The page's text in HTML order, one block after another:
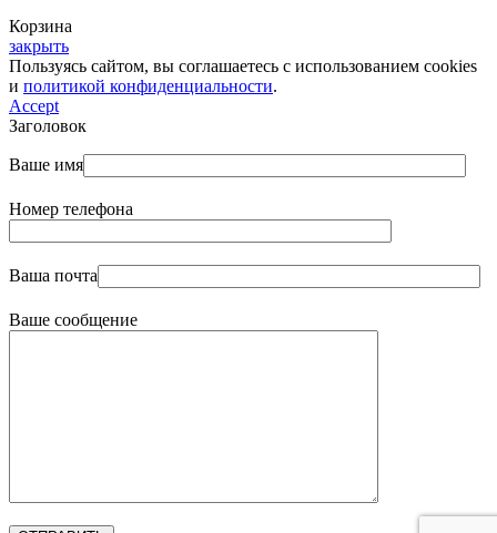
Корзина
закрыть
Пользуясь сайтом, вы соглашаетесь с использованием cookies
и политикой конфиденциальности.
Accept
Заголовок
Ваше имя
Номер телефона
Ваша почта
Ваше сообщение